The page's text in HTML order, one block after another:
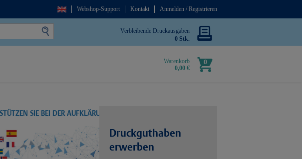
Webshop-Support Kontakt Anmelden / Registrieren
Verbleibende Druckausgaben
0 Stk.
Warenkorb
0,00 €
0
SIE BEI DER AUFKLÄRUNG
Druckguthaben
erwerben